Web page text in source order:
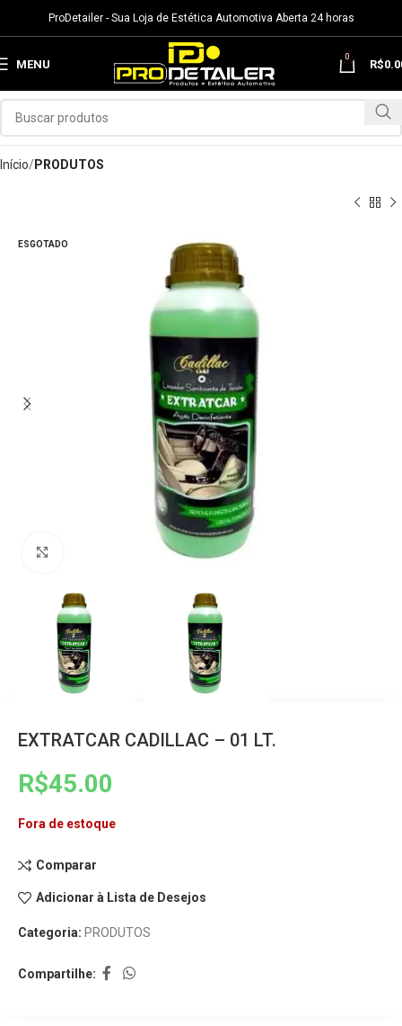
ProDetailer - Sua Loja de Estética Automotiva Aberta 24 horas
MENU
0
R$
Início PRODUTOS
ESGOTADO
Clique para ampliar
EXTRATCAR CADILLAC – 01 LT.
R$45.00
Fora de estoque
Comparar
Adicionar à Lista de Desejos
Categoria: PRODUTOS
Compartilhe: